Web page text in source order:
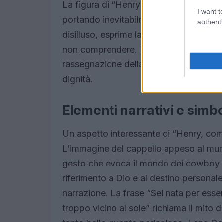
I want
La figura di “Henry” diventa simbolo
portando inevitabilmente alla
disilluso, esprime la fatica di dover
non comprendere. La ripetizione
rassegnazione della protagonista, che
dignità.
Elementi narrativi e
Un aspetto interessante di “Henry,
L’immagine del cappello appeso al
gesto che evoca il mondo dei
riferimento a Dio e al destino
narrazione. La frase “Sei nata per
troppo vicino al sole” richiama il mito